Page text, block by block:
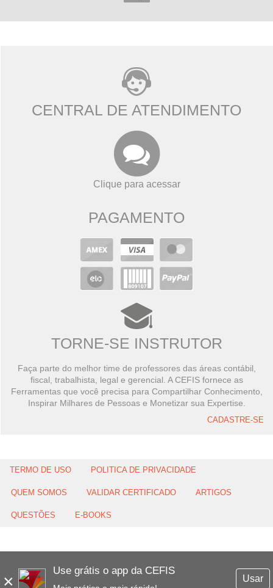
×
Use grátis o app da CEFIS
Usar
CENTRAL DE ATENDIMENTO
Clique para acessar
PAGAMENTO
TORNE-SE INSTRUTOR
Faça parte do melhor time de professores das áreas contábil,
fiscal, trabalhista, legal e gerencial. A CEFIS fornece as
Ferramentas que você precisa para Compartilhar Conhecimento,
Inspirar Milhares de Pessoas e Monetizar sua Expertise.
CADASTRE-SE
TERMO DE USO POLITICA DE PRIVACIDADE
QUEM SOMOS VALIDAR CERTIFICADO ARTIGOS
QUESTÕES E-BOOKS